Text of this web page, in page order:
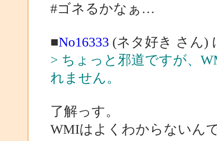
#ゴネるかなぁ…
■No16333 (ネタ好き さん)
> ちょっと邪道ですが、
れません。
了解っす。
WMIはよくわからないん